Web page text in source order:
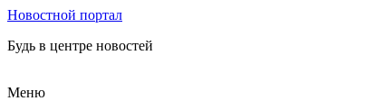
Новостной портал
Будь в центре новостей
Меню